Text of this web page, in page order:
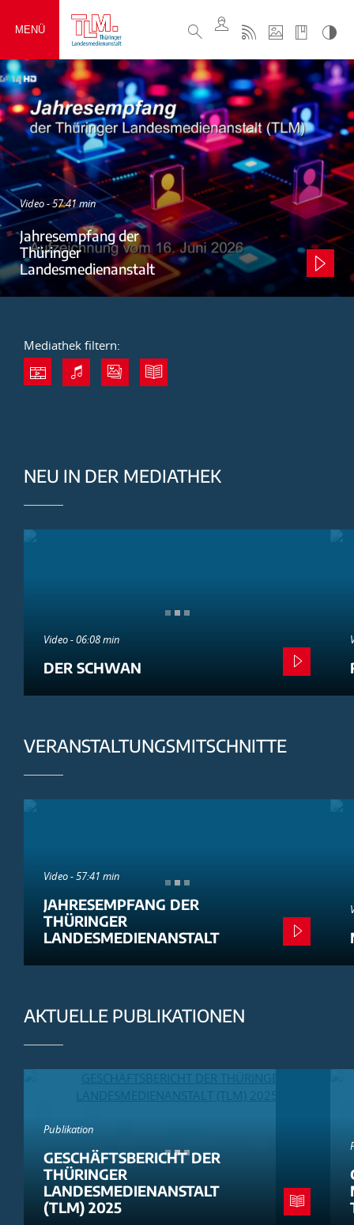
MENÜ
Video - 57:41 min
Jahresempfang der
Thüringer
Landesmedienanstalt
Mediathek filtern:
NEU IN DER MEDIATHEK
Video - 06:08 min
DER SCHWAN
VERANSTALTUNGSMITSCHNITTE
Video - 57:41 min
JAHRESEMPFANG DER
THÜRINGER
LANDESMEDIENANSTALT
AKTUELLE PUBLIKATIONEN
Publikation
GESCHÄFTSBERICHT DER
THÜRINGER
LANDESMEDIENANSTALT
(TLM) 2025